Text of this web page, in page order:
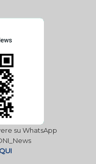
su WhatsApp